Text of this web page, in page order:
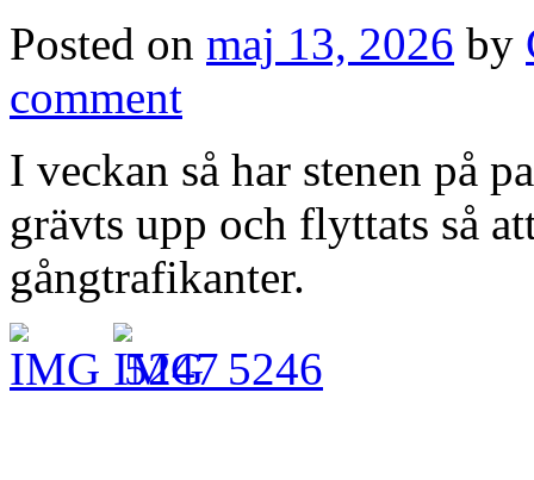
Posted on maj 13, 2026 by
comment
I veckan så har stenen på
grävts upp och flyttats så
gångtrafikanter.